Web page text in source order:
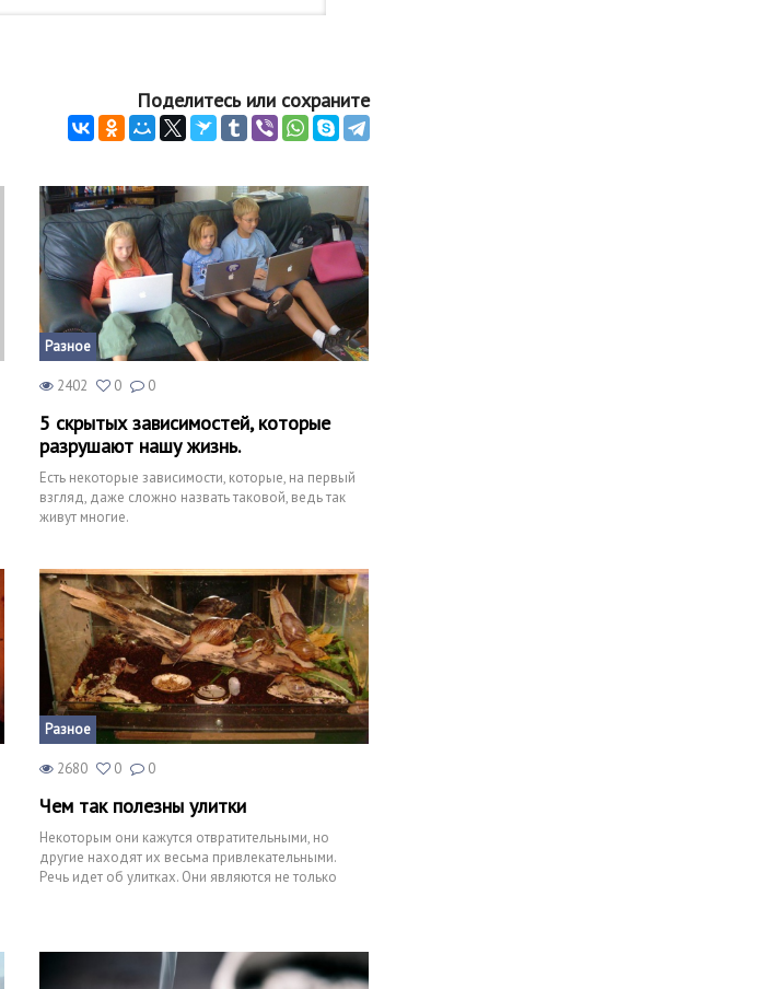
Поделитесь или сохраните
Разное
2402 0 0
5 скрытых зависимостей, которые
разрушают нашу жизнь.
Есть некоторые зависимости, которые, на первый
взгляд, даже сложно назвать таковой, ведь так
живут многие.
Разное
2680 0 0
Чем так полезны улитки
Некоторым они кажутся отвратительными, но
другие находят их весьма привлекательными.
Речь идет об улитках. Они являются не только